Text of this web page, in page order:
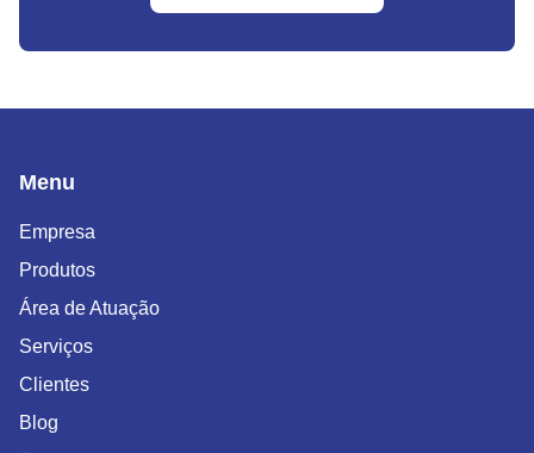
Menu
Empresa
Produtos
Área de Atuação
Serviços
Clientes
Blog